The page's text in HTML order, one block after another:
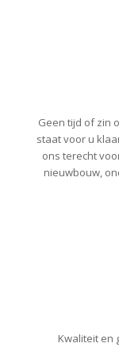
Geen tijd of zin
staat voor u
ons terecht
nieuwbouw,
Kwaliteit en